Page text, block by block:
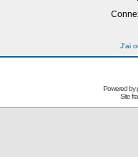
J'ai
Powered by
Site